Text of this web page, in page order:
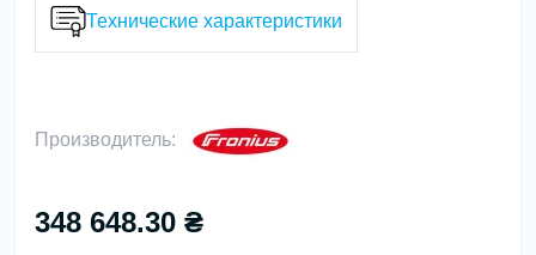
Технические характеристики
Производитель:
348 648.30 ₴